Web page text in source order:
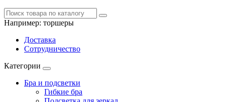
Например: торшеры
Доставка
Сотрудничество
Категории
Бра и подсветки
Гибкие бра